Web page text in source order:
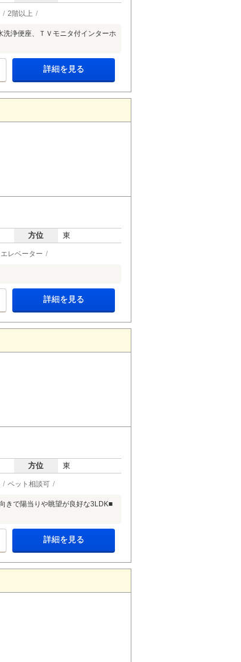
2階以上
浄便座、ＴＶモニタ付インターホ
詳細を見る
方位 東
エレベーター
詳細を見る
方位 東
ペット相談可
きで陽当りや眺望が良好な3LDK■
詳細を見る